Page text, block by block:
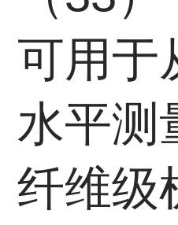
可用于
水平测
纤维级